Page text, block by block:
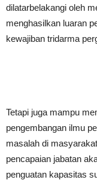
dilatarbelakangi oleh
menghasilkan luaran
kewajiban tridarma
Tetapi juga mampu
pengembangan ilmu
masalah di
pencapaian jabatan
penguatan kapasitas